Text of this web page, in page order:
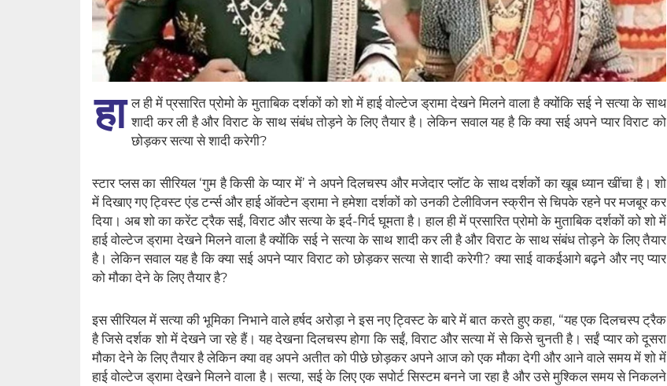
हा ल ही में प्रसारित प्रोमो के मुताबिक दर्शकों को शो में हाई वोल्टेज ड्रामा देखने मिलने वाला है क्योंकि सई ने सत्या के साथ
शादी कर ली है और विराट के साथ संबंध तोड़ने के लिए तैयार है। लेकिन सवाल यह है कि क्या सई अपने प्यार विराट को
छोड़कर सत्या से शादी करेगी?
स्टार प्लस का सीरियल ‘गुम है किसी के प्यार में’ ने अपने दिलचस्प और मजेदार प्लॉट के साथ दर्शकों का खूब ध्यान खींचा है। शो
में दिखाए गए ट्विस्ट एंड टर्न्स और हाई ऑक्टेन ड्रामा ने हमेशा दर्शकों को उनकी टेलीविजन स्क्रीन से चिपके रहने पर मजबूर कर
दिया। अब शो का करेंट ट्रैक सईं, विराट और सत्या के इर्द-गिर्द घूमता है। हाल ही में प्रसारित प्रोमो के मुताबिक दर्शकों को शो में
हाई वोल्टेज ड्रामा देखने मिलने वाला है क्योंकि सई ने सत्या के साथ शादी कर ली है और विराट के साथ संबंध तोड़ने के लिए तैयार
है। लेकिन सवाल यह है कि क्या सई अपने प्यार विराट को छोड़कर सत्या से शादी करेगी? क्या साई वाकईआगे बढ़ने और नए प्यार
को मौका देने के लिए तैयार है?
इस सीरियल में सत्या की भूमिका निभाने वाले हर्षद अरोड़ा ने इस नए ट्विस्ट के बारे में बात करते हुए कहा, “यह एक दिलचस्प ट्रैक
है जिसे दर्शक शो में देखने जा रहे हैं। यह देखना दिलचस्प होगा कि सईं, विराट और सत्या में से किसे चुनती है। सईं प्यार को दूसरा
मौका देने के लिए तैयार है लेकिन क्या वह अपने अतीत को पीछे छोड़कर अपने आज को एक मौका देगी और आने वाले समय में शो में
हाई वोल्टेज ड्रामा देखने मिलने वाला है। सत्या, सई के लिए एक सपोर्ट सिस्टम बनने जा रहा है और उसे मुश्किल समय से निकलने